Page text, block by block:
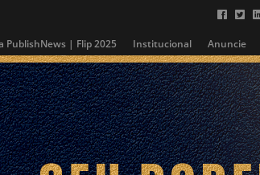
PublishNews | Flip 2025 Institucional Anuncie